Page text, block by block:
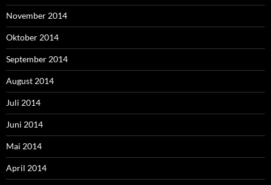
November 2014
Oktober 2014
September 2014
August 2014
Juli 2014
Juni 2014
Mai 2014
April 2014